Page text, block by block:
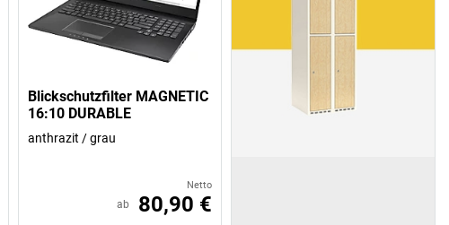
Blickschutzfilter MAGNETIC
16:10 DURABLE
anthrazit / grau
Netto
ab 80,90 €